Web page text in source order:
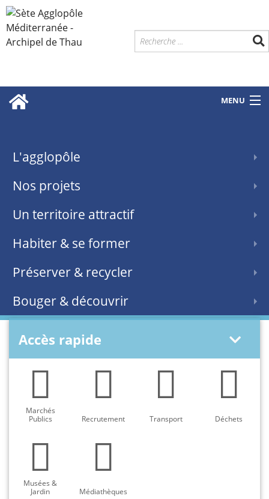
MENU
L'agglopôle
Nos projets
Un territoire attractif
Habiter & se former
Préserver & recycler
Bouger & découvrir
Accès rapide
Marchés
Publics
Recrutement Transport Déchets
Musées &
Jardin
Médiathèques